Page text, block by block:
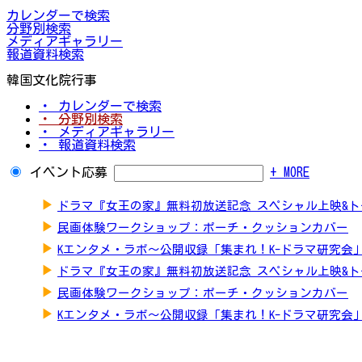
カレンダーで検索
分野別検索
メディアギャラリー
報道資料検索
韓国文化院行事
・ カレンダーで検索
・ 分野別検索
・ メディアギャラリー
・ 報道資料検索
イベント応募 + MORE
▶ ドラマ『女王の家』無料初放送記念 スペシャル上映&
▶ 民画体験ワークショップ：ポーチ・クッションカバー
▶ Kエンタメ・ラボ～公開収録「集まれ！K-ドラマ研究会」
▶ ドラマ『女王の家』無料初放送記念 スペシャル上映&
▶ 民画体験ワークショップ：ポーチ・クッションカバー
▶ Kエンタメ・ラボ～公開収録「集まれ！K-ドラマ研究会」